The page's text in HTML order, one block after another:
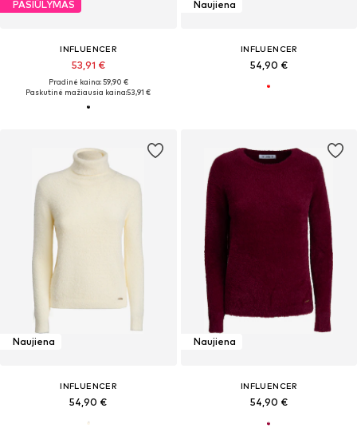
PASIŪLYMAS
INFLUENCER
53,91 €
Pradinė kaina: 59,90 €
Paskutinė mažiausia kaina:53,91 €
Naujiena
INFLUENCER
54,90 €
Naujiena
INFLUENCER
54,90 €
Naujiena
INFLUENCER
54,90 €